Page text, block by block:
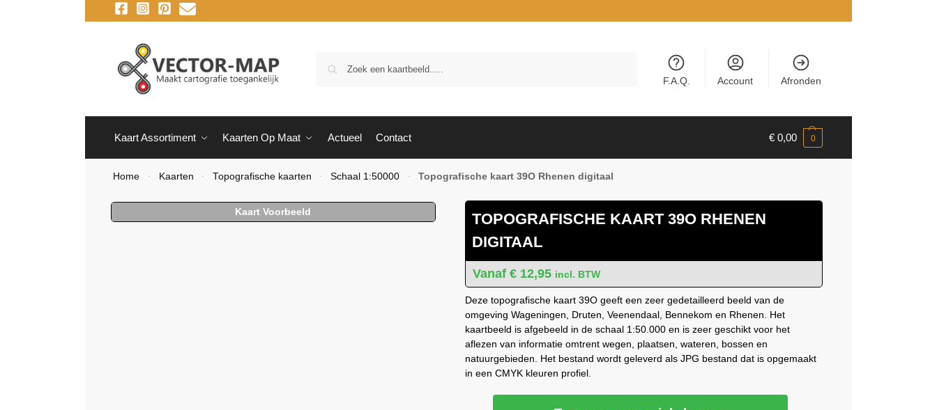
F.A.Q. Account Afronden
Kaart Assortiment Kaarten Op Maat Actueel Contact € 0,00 0
Home - Kaarten - Topografische kaarten - Schaal 1:50000 - Topografische kaart 39O Rhenen digitaal
TOPOGRAFISCHE KAART 39O RHENEN
DIGITAAL
€12,95 incl. BTW
Deze topografische kaart 39O geeft een zeer gedetailleerd beeld van de
omgeving Wageningen, Druten, Veenendaal, Bennekom en Rhenen. Het
kaartbeeld is afgebeeld in de schaal 1:50.000 en is zeer geschikt voor het
aflezen van informatie omtrent wegen, plaatsen, wateren, bossen en
natuurgebieden. Het bestand wordt geleverd als JPG bestand dat is opgemaakt
in een CMYK kleuren profiel.